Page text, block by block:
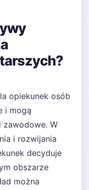
opiekunek osób
i mogą
zawodowe. W
i rozwijania
decyduje
obszarze
można